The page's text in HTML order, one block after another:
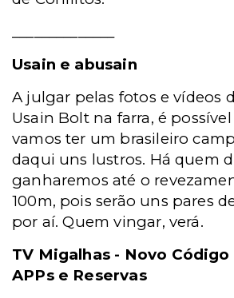
Usain e abusain
A julgar pelas fotos e vídeos
Usain Bolt na farra, é
vamos ter um brasileiro
daqui uns lustros. Há quem
ganharemos até o
100m, pois serão uns pares
por aí. Quem vingar, verá.
TV Migalhas - Novo
APPs e Reservas